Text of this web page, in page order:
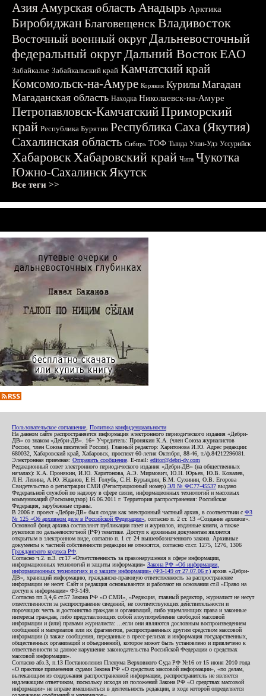
АзияАмурская область Анадырь Арктика
БиробиджанБлаговещенскВладивосток
Восточный военный округДальневосточный
федеральный округДальний ВостокЕАО
Забайкалье Забайкальский край Камчатский край
Комсомольск-на-Амуре Корякия Курилы Магадан
Магаданская область Находка Николаевск-на-Амуре
Петропавловск-КамчатскийПриморский
край Республика Бурятия Республика Саха (Якутия)
Сахалинская область Сибирь ТОФ Тында Улан-Удэ Уссурийск
ХабаровскХабаровский край Чита Чукотка
Южно-СахалинскЯкутск
Все теги >>
Пользовательское соглашение Политика конфиденциальности
На данном сайте распространяется информация электронного периодического издания «Дебри-
ДВ» со знаком «Дебри-ДВ». 16+ Учредитель: Пронякин К.А. (член Союза журналистов
России, член Союза писателей России). Главный редактор: Харитонова И.Ю. Адрес редакции:
680032, Хабаровский край, Хабаровск, проспект 60-летия Октября, 88-46, т./ф.84212296081.
Электронная приемная: Отправить сообщение . E-mail: editor@debri-dv.com
Редакционный совет электронного периодического издания «Дебри-ДВ» (на общественных
началах): К.А. Пронякин, И.Ю. Харитонова, А.Э. Мирмович, Ю.Н. Юрьев, Ю.В. Ковалев,
Л.Н. Левина, А.Ю. Жданов, Е.Н. Голубь, С.Н. Бурындин, Б.М. Сухинин, О.В. Егорова
Свидетельство о регистрации СМИ (Регистрационный номер) ЭЛ № ФС77-45537 выдано
Федеральной службой по надзору в сфере связи, информационных технологий и массовых
коммуникаций (Роскомнадзор) 16.06.2011 г. Территория распространения: Российская
Федерация, зарубежные страны.
В 2006 г. проект «Дебри-ДВ» был создан как электронный частный архив, в соответствии с ФЗ
№ 125 «Об архивном деле в Российской Федерации» , согласно п. 2 ст. 13 «Создание архивов».
Основной фонд архива составляют публикации газет и журналов, изданные книги, а также
рукописи по дальневосточной (РФ) тематике. Доступ к архивным документам является
открытым в электронном виде, согласно п. 1 ст. 24 вышеобозначенного закона. Архивные
документы к частной собственности редакции не относятся, согласно ст.ст. 1275, 1276, 1306
Гражданского кодекса РФ
Согласно ч.2. п.3. ст.17 «Ответственность за правонарушения в сфере информации,
информационных технологий и защиты информации» Закона РФ «Об информации,
информационных технологиях и о защите информации» (ФЗ-149 от 27.07.06 г.) архив «Дебри-
ДВ», хранящий информацию, гражданско-правовую ответственность за распространение
информации не несет. Сайт и редакция основываются и работают на основании ст.8 «Право на
доступ к информации» ФЗ-149.
Согласно пп.3,4,6 ст.57 Закона РФ «О СМИ», «Редакция, главный редактор, журналист не несут
ответственности за распространение сведений, не соответствующих действительности и
порочащих честь и достоинство граждан и организаций, либо ущемляющих права и законные
интересы граждан, либо представляющих собой злоупотребление свободой массовой
информации и (или) правами журналиста: ...если они являются дословным воспроизведением
сообщений и материалов или их фрагментов, распространенных другим средством массовой
информации (а также сообщения, переданные в пресс-релизах и информация государственных,
общественных организаций и объединений), которое может быть установлено и привлечено к
ответственности за данное нарушение законодательства Российской Федерации о средствах
массовой информации».
Согласно абз.3, п.13 Постановления Пленума Верховного Суда РФ №16 от 15 июня 2010 года
«О практике применения судами Закона РФ «О средствах массовой информации», «по делам,
вытекающим из содержания распространенной информации, распространитель не является
надлежащим ответчиком, поскольку исходя из положений Закона РФ «О средствах массовой
информации» не вправе вмешиваться в деятельность редакции, в ходе которой определяется